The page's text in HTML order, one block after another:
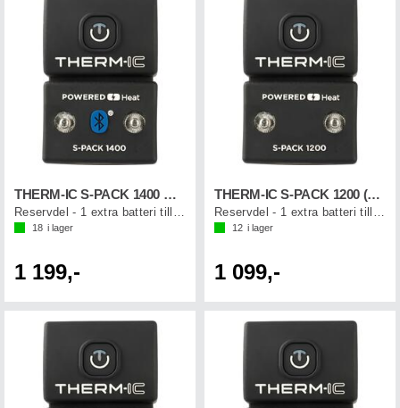
THERM-IC S-PACK 1400 B (1st)
18 i lager
1 199,-
THERM-IC S-PACK 1200 (1st)
12 i lager
1 099,-